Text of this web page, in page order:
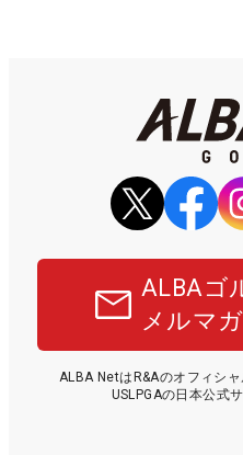
ALBAゴ
メルマ
ALBA NetはR&Aのオフィシ
USLPGAの日本公式